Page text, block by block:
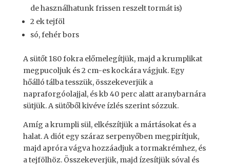
de használhatunk frissen reszelt tormát is)
2 ek tejföl
só, fehér bors
A sütőt 180 fokra előmelegítjük, majd a krumplikat
megpucoljuk és 2 cm-es kockára vágjuk. Egy
hőálló tálba tesszük, összekeverjük a
napraforgóolajjal, és kb 40 perc alatt aranybarnára
sütjük. A sütőből kivéve ízlés szerint sózzuk.
Amíg a krumpli sül, elkészítjük a mártásokat és a
halat. A diót egy száraz serpenyőben megpirítjuk,
majd apróra vágva hozzáadjuk a tormakrémhez, és
a tejfölhöz. Összekeverjük, majd ízesítjük sóval és